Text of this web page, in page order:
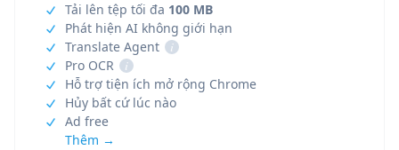
Tải lên tệp tối đa 100 MB
Phát hiện AI không giới hạn
Translate Agent
i
Pro OCR
i
Hỗ trợ tiện ích mở rộng Chrome
Hủy bất cứ lúc nào
Ad free
Thêm →